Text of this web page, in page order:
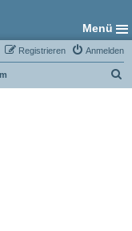
Menü
Anmelden
Registrieren